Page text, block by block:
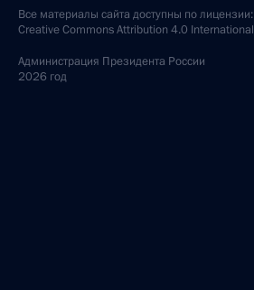
Все материалы сайта доступны по лицензии:
Creative Commons Attribution 4.0 International
Администрация Президента России
2026 год